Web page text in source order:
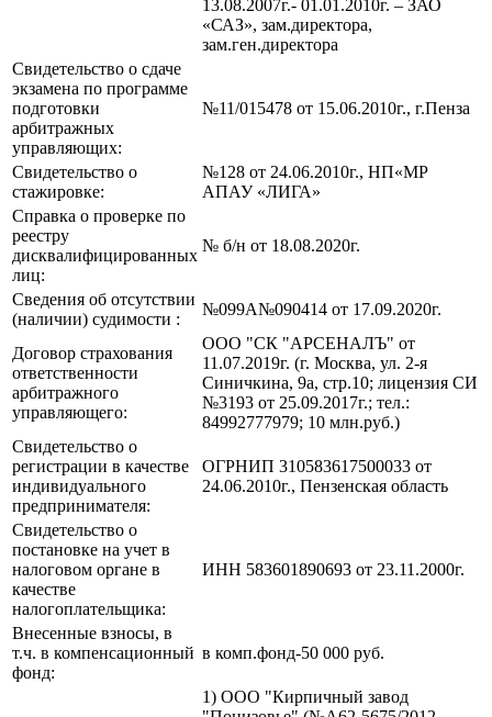
13.08.2007г.- 01.01.2010г. – ЗАО
«САЗ», зам.директора,
зам.ген.директора
Свидетельство о сдаче
экзамена по программе
подготовки
арбитражных
управляющих:
№11/015478 от 15.06.2010г., г.Пенза
Свидетельство о
стажировке:
№128 от 24.06.2010г., НП«МР
АПАУ «ЛИГА»
Справка о проверке по
реестру
дисквалифицированных
лиц:
№ б/н от 18.08.2020г.
Сведения об отсутствии
(наличии) судимости :
№099А№090414 от 17.09.2020г.
Договор страхования
ответственности
арбитражного
управляющего:
ООО "СК "АРСЕНАЛЪ" от
11.07.2019г. (г. Москва, ул. 2-я
Синичкина, 9а, стр.10; лицензия СИ
№3193 от 25.09.2017г.; тел.:
84992777979; 10 млн.руб.)
Свидетельство о
регистрации в качестве
индивидуального
предпринимателя:
ОГРНИП 310583617500033 от
24.06.2010г., Пензенская область
Свидетельство о
постановке на учет в
налоговом органе в
качестве
налогоплательщика:
ИНН 583601890693 от 23.11.2000г.
Внесенные взносы, в
т.ч. в компенсационный
фонд:
в комп.фонд-50 000 руб.
1) ООО "Кирпичный завод